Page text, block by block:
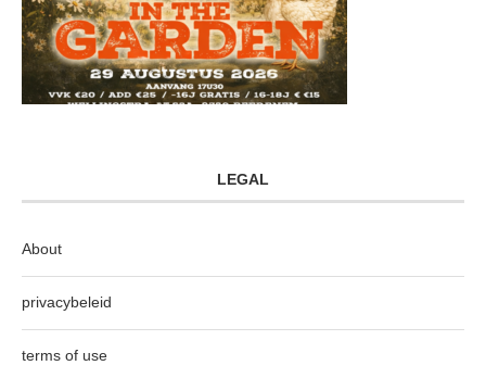
LEGAL
About
privacybeleid
terms of use